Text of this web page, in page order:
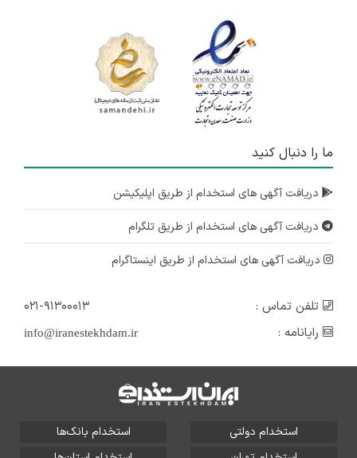
ما را دنبال کنید
دریافت آگهی های استخدام از طریق اپلیکیشن
دریافت آگهی های استخدام از طریق تلگرام
دریافت آگهی های استخدام از طریق اینستاگرام
تلفن تماس :
۰۲۱-۹۱۳۰۰۰۱۳
رایانامه :
info@iranestekhdam.ir
استخدام دولتی
استخدام بانک‌ها